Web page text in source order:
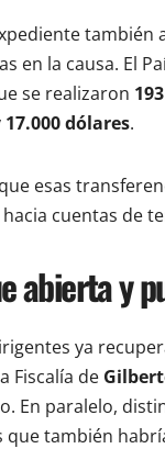
también
en la causa. El
se realizaron
17.000 dólares.
esas
cuentas de
abierta y
ya
Fiscalía de
En paralelo,
que también